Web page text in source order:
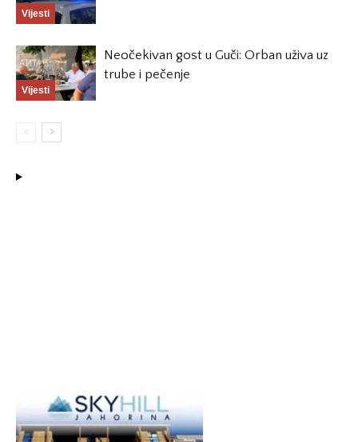
Vijesti
Vijesti
Neočekivan gost u Guči: Orban uživa uz
trube i pečenje